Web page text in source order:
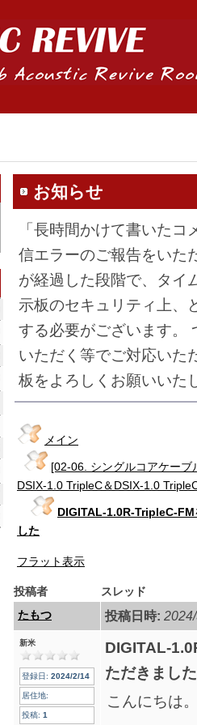
お知らせ
「長時間かけて書いた
信エラーのご報告をいた
が経過した段階で、タイ
示板のセキュリティ上、
する必要がございます。
いただく等でご対応いた
板をよろしくお願いいた
メイン
[02-06. シングルコアケー
DSIX-1.0 TripleC＆DSIX-1.0
DIGITAL-1.0R-TripleC-
した
フラット表示
投稿者
スレッド
たもつ
投稿日時:
新米
登録日: 2024/2/14
居住地:
投稿: 1
DIGITAL-
ただきました
こんにちは